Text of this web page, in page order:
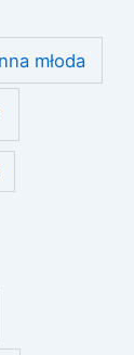
młoda